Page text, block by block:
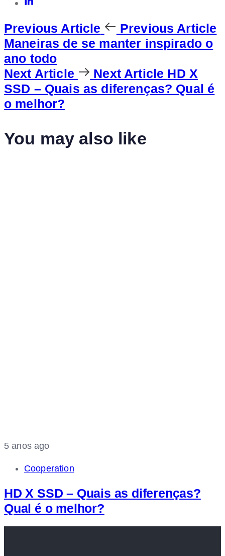
Previous Article
Previous Article
Maneiras de se manter inspirado o
ano todo
Next Article
Next Article HD X
SSD – Quais as diferenças? Qual é
o melhor?
You may also like
5 anos ago
Cooperation
HD X SSD – Quais as diferenças?
Qual é o melhor?